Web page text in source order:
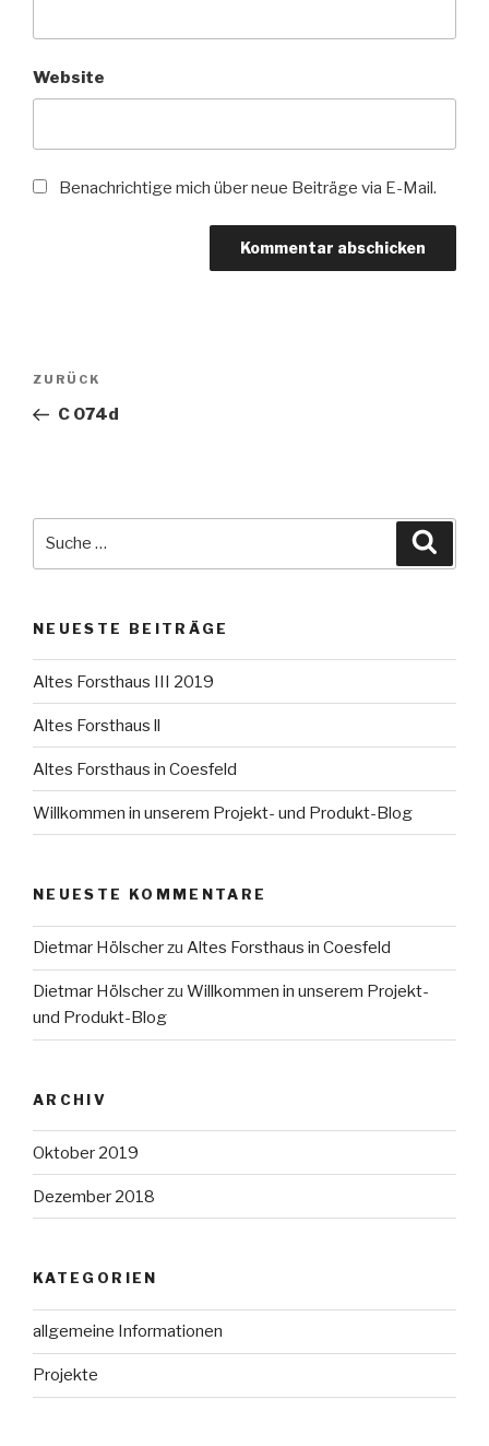
Website
Benachrichtige mich über neue Beiträge via E-Mail.
Beitragsnavigation
Vorheriger
Beitrag
ZURÜCK
C 074d
NEUESTE BEITRÄGE
Altes Forsthaus III 2019
Altes Forsthaus ll
Altes Forsthaus in Coesfeld
Willkommen in unserem Projekt- und Produkt-Blog
NEUESTE KOMMENTARE
Dietmar Hölscherzu Altes Forsthaus in Coesfeld
Dietmar Hölscherzu Willkommen in unserem Projekt-
und Produkt-Blog
ARCHIV
Oktober 2019
Dezember 2018
KATEGORIEN
allgemeine Informationen
Projekte